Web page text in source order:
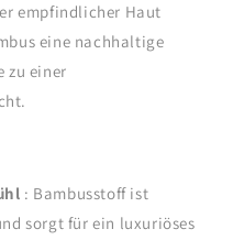
empfindlicher Haut
eine nachhaltige
zu einer
: Bambusstoff ist
sorgt für ein luxuriöses